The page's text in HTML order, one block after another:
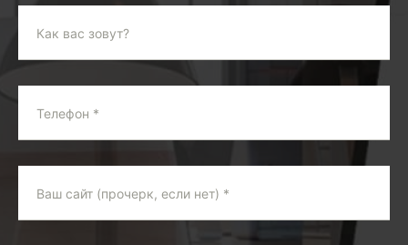
Как вас зовут?
Телефон *
Ваш сайт (прочерк, если нет) *